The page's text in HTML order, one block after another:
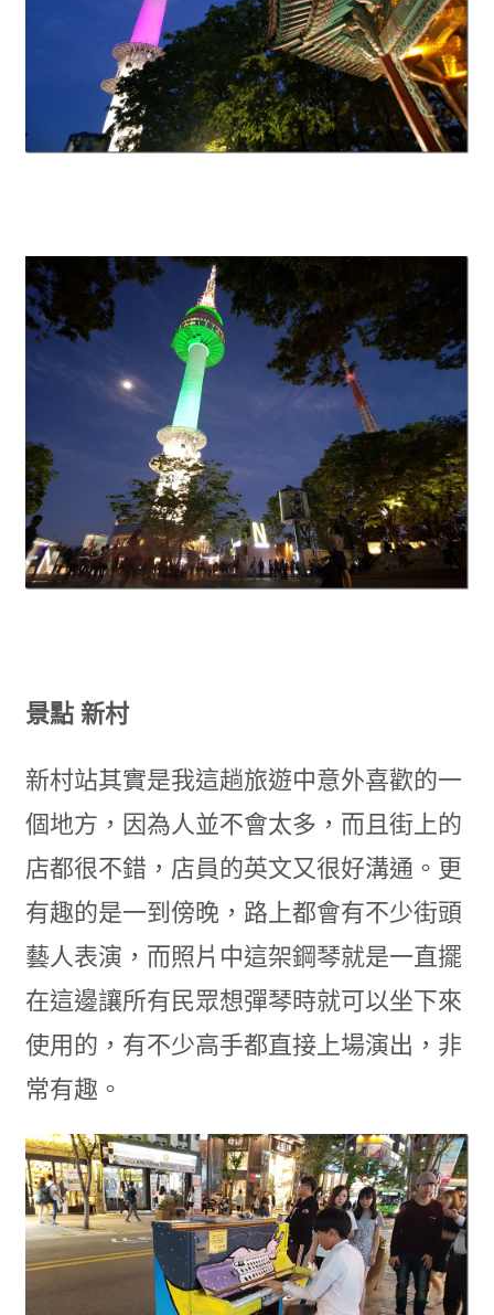
景點 新村
新村站其實是我這趟旅遊中意外喜歡的一
個地方，因為人並不會太多，而且街上的
店都很不錯，店員的英文又很好溝通。更
有趣的是一到傍晚，路上都會有不少街頭
藝人表演，而照片中這架鋼琴就是一直擺
在這邊讓所有民眾想彈琴時就可以坐下來
使用的，有不少高手都直接上場演出，非
常有趣。